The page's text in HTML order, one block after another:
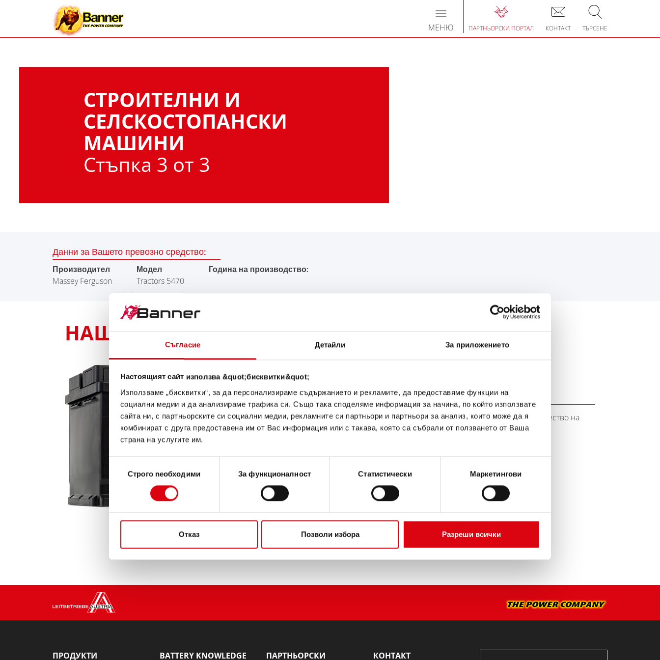
Съгласие Детайли За приложението
Настоящият сайт използва &quot;бисквитки&quot;
Използваме „бисквитки“, за да персонализираме съдържанието и рекламите, да предоставяме функции на
социални медии и да анализираме трафика си. Също така споделяме информация за начина, по който използвате
сайта ни, с партньорските си социални медии, рекламните си партньори и партньори за анализ, които може да я
комбинират с друга предоставена им от Вас информация или с такава, която са събрали от ползването от Ваша
страна на услугите им.
Строго nеобходими За функционалност Статистически Маркетингови
Отказ Позволи избора Разреши всички
ПАРТНЬОРСКИ ПОРТАЛ КОНТАКТ ТЪРСЕНЕ
Toggle
navigation
МЕНЮ
СТРОИТЕЛНИ И
СЕЛСКОСТОПАНСКИ
МАШИНИ
Стъпка 3 от 3
Данни за Вашето превозно средство:
Производител
Massey Ferguson
Модел
Tractors 5470
Година на производство:
НАШАТА ПРЕПОРЪКА ОТ Banner ЗА ВАС:
572 33
Визитната картичка на качеството на марката Banner. Качество на
оригинал за дооборудване (OE).
ИНФОРМАЦИЯ ЗА ИЗДЕЛИЯТА >
Купете този акумулатор:
ТЪРГОВЦИ И СЕРВИЗИ ЗА МОНТАЖ >
ПРОДУКТИ BATTERY KNOWLEDGE ПАРТНЬОРСКИ КОНТАКТ